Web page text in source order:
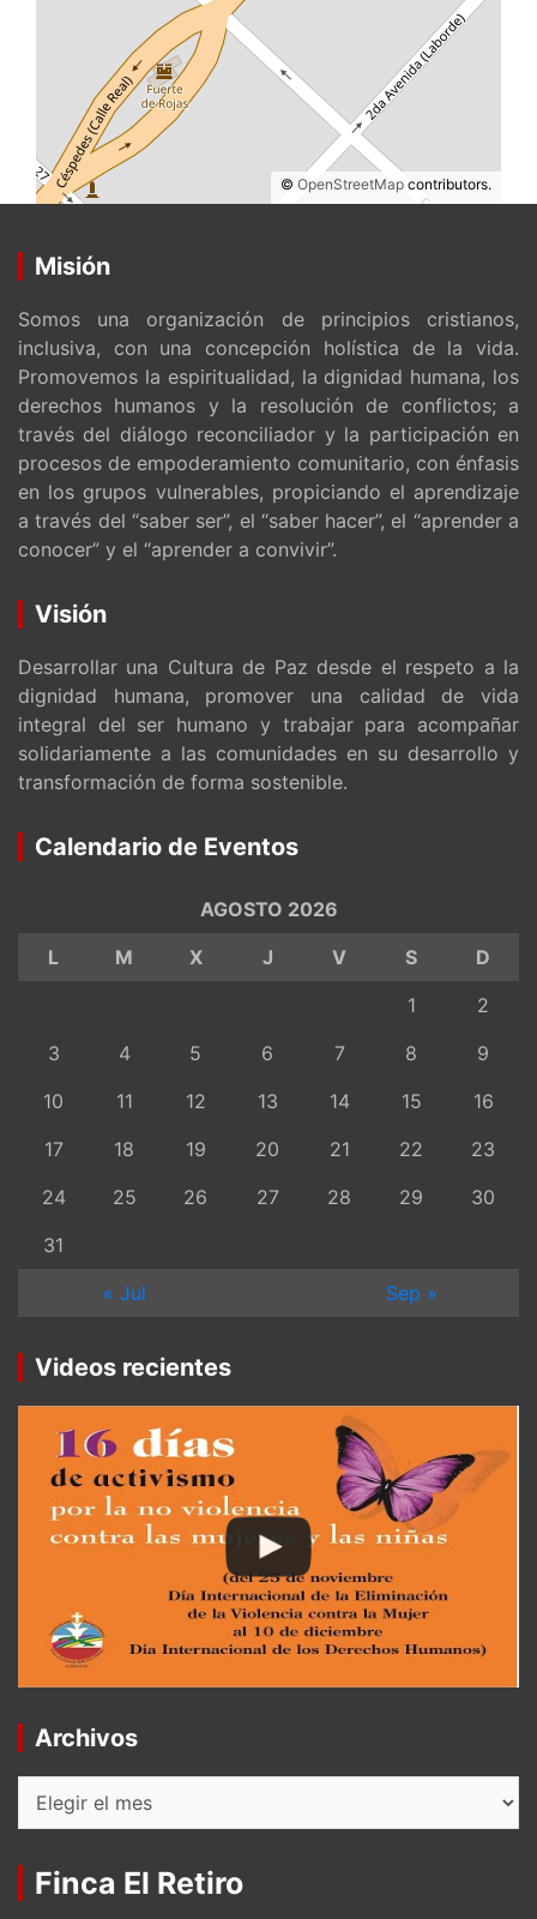
© OpenStreetMap contributors.
Misión
Somos una organización de principios cristianos,
inclusiva, con una concepción holística de la vida.
Promovemos la espiritualidad, la dignidad humana, los
derechos humanos y la resolución de conflictos; a
través del diálogo reconciliador y la participación en
procesos de empoderamiento comunitario, con énfasis
en los grupos vulnerables, propiciando el aprendizaje
a través del “saber ser”, el “saber hacer”, el “aprender a
conocer” y el “aprender a convivir”.
Visión
Desarrollar una Cultura de Paz desde el respeto a la
dignidad humana, promover una calidad de vida
integral del ser humano y trabajar para acompañar
solidariamente a las comunidades en su desarrollo y
transformación de forma sostenible.
Calendario de Eventos
AGOSTO 2026
L
M X J V S
D
1
2
3
4 5 6 7 8
9
10
11 12 13 14 15
16
17
18 19 20 21 22
23
24
25 26 27 28 29
30
31
« Jul
Sep »
Videos recientes
Archivos
Archivos
Finca El Retiro